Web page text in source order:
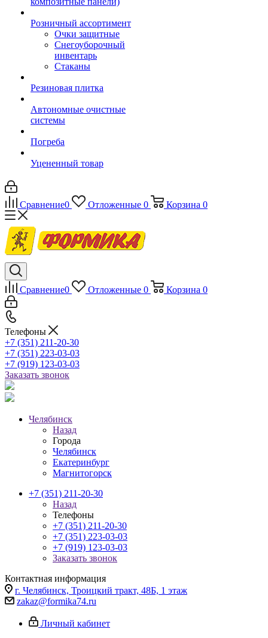
Розничный ассортимент
Очки защитные
Снегоуборочный
инвентарь
Стаканы
Резиновая плитка
Автономные очистные
системы
Погреба
Уцененный товар
Сравнение0 Отложенные 0 Корзина 0
Сравнение0 Отложенные 0 Корзина 0
Телефоны
+7 (351) 211-20-30
+7 (351) 223-03-03
+7 (919) 123-03-03
Заказать звонок
Челябинск
Назад
Города
Челябинск
Екатеринбург
Магнитогорск
+7 (351) 211-20-30
Назад
Телефоны
+7 (351) 211-20-30
+7 (351) 223-03-03
+7 (919) 123-03-03
Заказать звонок
Контактная информация
г. Челябинск, Троицкий тракт, 48Б, 1 этаж
zakaz@formika74.ru
Личный кабинет